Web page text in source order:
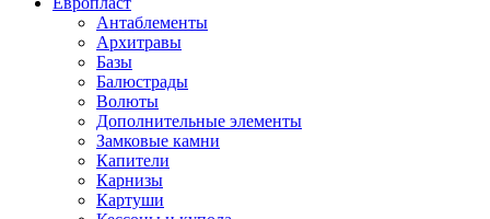
Антаблементы
Архитравы
Базы
Балюстрады
Волюты
Дополнительные элементы
Замковые камни
Капители
Карнизы
Картуши